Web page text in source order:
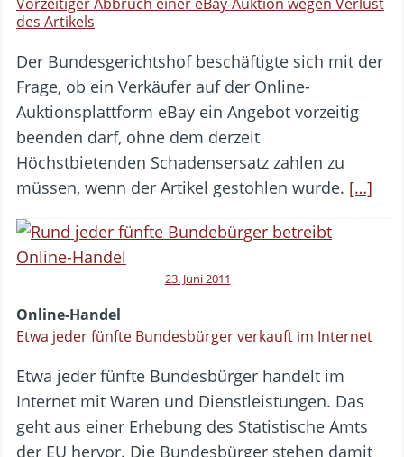
des Artikels
Der Bundesgerichtshof beschäftigte sich mit der
Frage, ob ein Verkäufer auf der Online-
Auktionsplattform eBay ein Angebot vorzeitig
beenden darf, ohne dem derzeit
Höchstbietenden Schadensersatz zahlen zu
müssen, wenn der Artikel gestohlen wurde. […]
23. Juni 2011
Online-Handel
Etwa jeder fünfte Bundesbürger verkauft im Internet
Etwa jeder fünfte Bundesbürger handelt im
Internet mit Waren und Dienstleistungen. Das
geht aus einer Erhebung des Statistische Amts
der EU hervor. Die Bundesbürger stehen damit